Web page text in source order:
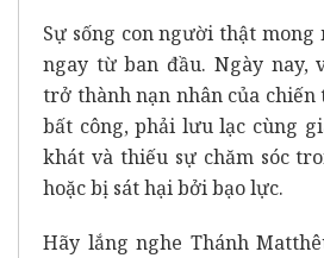
Sự sống con người thật mong
ngay từ ban đầu. Ngày nay,
trở thành nạn nhân của
bất công, phải lưu lạc cùng
khát và thiếu sự chăm sóc
hoặc bị sát hại bởi bạo lực.
Hãy lắng nghe Thánh